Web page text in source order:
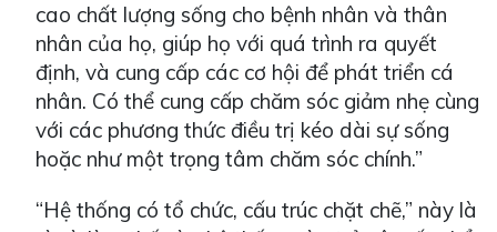
cao chất lượng sống cho bệnh nhân và thân
nhân của họ, giúp họ với quá trình ra quyết
định, và cung cấp các cơ hội để phát triển cá
nhân. Có thể cung cấp chăm sóc giảm nhẹ cùng
với các phương thức điều trị kéo dài sự sống
hoặc như một trọng tâm chăm sóc chính.”
“Hệ thống có tổ chức, cấu trúc chặt chẽ,” này là